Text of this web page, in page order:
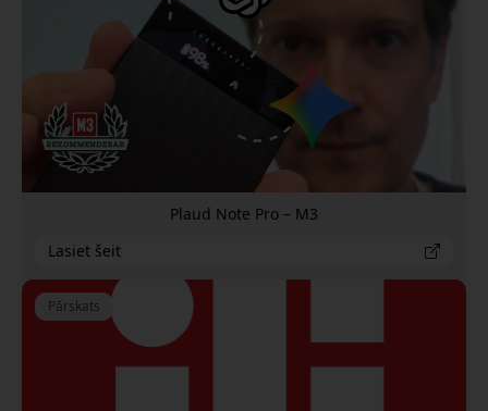
Plaud Note Pro – M3
Lasiet šeit
Pārskats